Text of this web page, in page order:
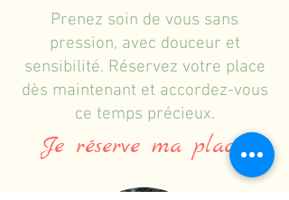
Prenez soin de vous sans
pression, avec douceur et
sensibilité. Réservez votre place
dès maintenant et accordez-vous
ce temps précieux.
Je réserve ma place!